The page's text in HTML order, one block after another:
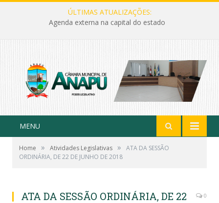
ÚLTIMAS ATUALIZAÇÕES:
Agenda externa na capital do estado
MENU
Home » Atividades Legislativas »
ATA DA SESSÃO
ORDINÁRIA, DE 22 DE JUNHO DE 2018
ATA DA SESSÃO ORDINÁRIA, DE 22
0